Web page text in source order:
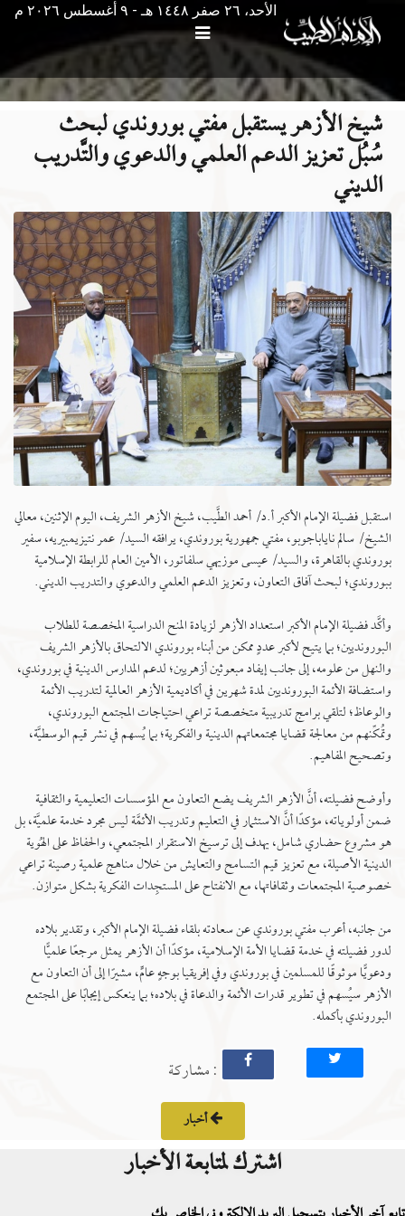
الأحد، ٢٦ صفر ١٤٤٨ هـ - ۹ أغسطس ۲۰۲٦ م
شيخ الأزهر يستقبل مفتي بوروندي لبحث
سُبُل تعزيز الدعم العلمي والدعوي والتَّدريب
الديني
استقبل فضيلة الإمام الأكبر أ.د/ أحمد الطَّيب، شيخ الأزهر الشريف، اليوم الإثنين، معالي
الشيخ/ سالم ناياباجوبو، مفتي جمهورية بوروندي، يرافقه السيد/ عمر نتيزيمبيريه، سفير
بوروندي بالقاهرة، والسيد/ عيسى موزيهي سلفاتور، الأمين العام للرابطة الإسلامية
ببوروندي؛ لبحث آفاق التعاون، وتعزيز الدعم العلمي والدعوي والتدريب الديني.
وأكَّد فضيلة الإمام الأكبر استعداد الأزهر لزيادة المنح الدراسية المخصصة للطلاب
البورونديين؛ بما يتيح لأكبر عددٍ ممكن من أبناء بوروندي الالتحاق بالأزهر الشريف
والنهل من علومه، إلى جانب إيفاد مبعوثين أزهريين؛ لدعم المدارس الدينية في بوروندي،
واستضافة الأئمة البورونديين لمدة شهرين في أكاديمية الأزهر العالمية لتدريب الأئمة
والوعاظ؛ لتلقي برامج تدريبية متخصصة تراعي احتياجات المجتمع البوروندي،
وتُمكِّنهم من معالجة قضايا مجتمعاتهم الدينية والفكرية؛ بما يُسهم في نشر قيم الوسطيَّة،
وتصحيح المفاهيم.
وأوضح فضيلته، أنَّ الأزهر الشريف يضع التعاون مع المؤسسات التعليمية والثقافية
ضمن أولوياته، مؤكدًا أنَّ الاستثمار في التعليم وتدريب الأئمَّة ليس مجرد خدمة علميَّة، بل
هو مشروع حضاري شامل، يهدف إلى ترسيخ الاستقرار المجتمعي، والحفاظ على الهُوية
الدينية الأصيلة، مع تعزيز قيم التسامح والتعايش من خلال مناهج علمية رصينة تراعي
خصوصية المجتمعات وثقافاتها، مع الانفتاح على المستجِدات الفكرية بشكل متوازن.
من جانبه، أعرب مفتي بوروندي عن سعادته بلقاء فضيلة الإمام الأكبر، وتقدير بلاده
لدور فضيلته في خدمة قضايا الأمة الإسلامية، مؤكدًا أن الأزهر يمثل مرجعًا علميًّا
ودعويًّا موثوقًا للمسلمين في بوروندي وفي إفريقيا بوجهٍ عامٍّ، مشيرًا إلى أن التعاون مع
الأزهر سيُسهم في تطوير قدرات الأئمة والدعاة في بلاده؛ بما ينعكس إيجابًا على المجتمع
البوروندي بأكمله.
: مشاركة
أخبار
اشترك لمتابعة الأخبار